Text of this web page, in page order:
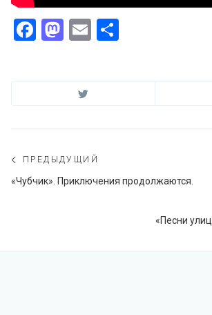
Facebook
Mastodon
Email
Навигация
по
ПРЕДЫДУЩИЙ
Предыдущий
«Чубчик». Приключения продолжаются.
«Песни